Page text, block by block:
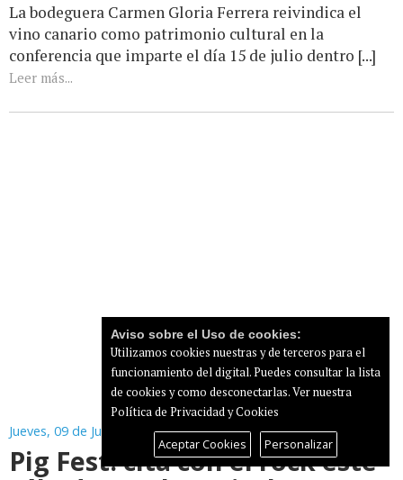
La bodeguera Carmen Gloria Ferrera reivindica el
vino canario como patrimonio cultural en la
conferencia que imparte el día 15 de julio dentro [...]
Leer más...
Jueves, 09 de Julio de 2026
Pig Fest: cita con el rock este
Aviso sobre el Uso de cookies:
Utilizamos cookies nuestras y de terceros para el
funcionamiento del digital. Puedes consultar la lista
de cookies y como desconectarlas.Ver nuestra
Política de Privacidad y Cookies
Aceptar Cookies Personalizar